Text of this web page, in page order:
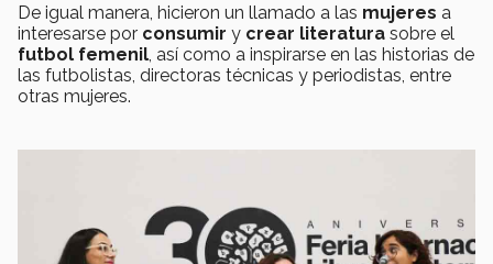
De igual manera, hicieron un llamado a las mujeres a
interesarse por consumir y crear literatura sobre el
futbol femenil , así como a inspirarse en las historias de
las futbolistas, directoras técnicas y periodistas, entre
otras mujeres.